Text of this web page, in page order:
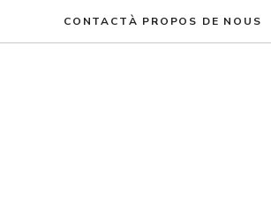
CONTACTÀ PROPOS DE NOUS